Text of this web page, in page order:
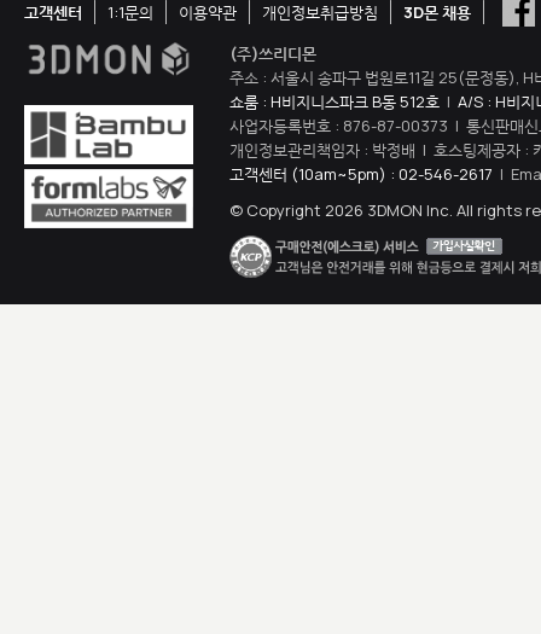
고객센터 1:1문의 이용약관 개인정보취급방침
3D몬 채용
(주)쓰리디몬
주소 : 서울시 송파구 법원로11길 25(문정동),
쇼룸 : H비지니스파크 B동 512호 | A/S : H비지
사업자등록번호 : 876-87-00373 | 통신판매
개인정보관리책임자 : 박정배 | 호스팅제공자 :
고객센터 (10am~5pm) : 02-546-2617 |
© Copyright 2026 3DMON Inc. All rights